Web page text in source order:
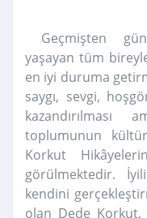
Geçmişten
yaşayan tüm
en iyi duruma
saygı, sevgi,
kazandırılması
toplumunun
Korkut
görülmektedir.
kendini
olan Dede Korkut,